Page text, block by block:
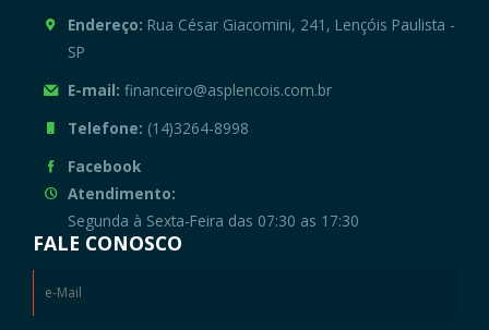
Endereço: Rua César Giacomini, 241, Lençóis Paulista -
SP
E-mail: financeiro@asplencois.com.br
Telefone: (14)3264-8998
Facebook
Atendimento:
Segunda à Sexta-Feira das 07:30 as 17:30
FALE CONOSCO